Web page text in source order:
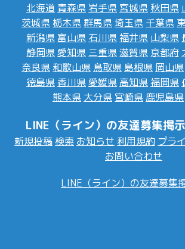
北海道 青森県 岩手県 宮城県 秋田県
茨城県 栃木県群馬県埼玉県 千葉県
新潟県 富山県 石川県福井県 山梨県
静岡県愛知県 三重県滋賀県 京都府
奈良県 和歌山県 鳥取県 島根県 岡山県
徳島県 香川県愛媛県 高知県福岡県
熊本県 大分県 宮崎県 鹿児島県
LINE（ライン）の友達募集掲
新規投稿 検索 お知らせ 利用規約 プラ
お問い合わせ
LINE（ライン）の友達募集